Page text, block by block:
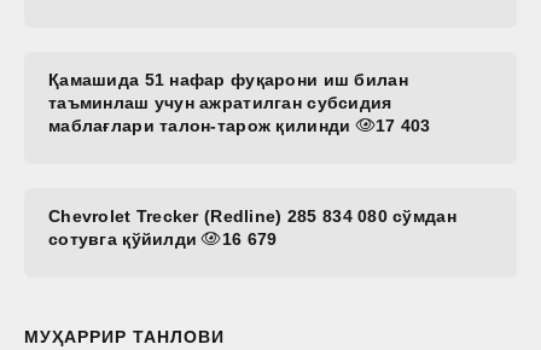
Қамашида 51 нафар фуқарони иш билан
таъминлаш учун ажратилган субсидия
маблағлари талон-тарож қилинди
17 403
Chevrolet Trecker (Redline) 285 834 080 сўмдан
сотувга қўйилди
16 679
МУҲАРРИР ТАНЛОВИ